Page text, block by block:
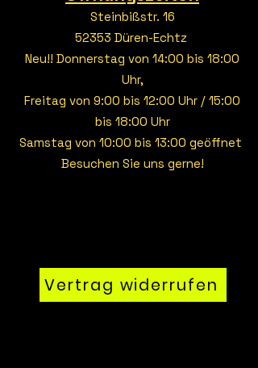
Steinbißstr. 16
52353 Düren-Echtz
Neu!! Donnerstag von 14:00 bis 18:00
Uhr,
Freitag von 9:00 bis 12:00 Uhr / 15:00
bis 18:00 Uhr
Samstag von 10:00 bis 13:00 geöffnet
Besuchen Sie uns gerne!
Vertrag widerrufen